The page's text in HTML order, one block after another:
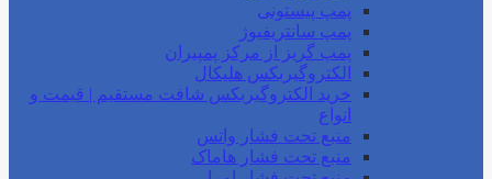
پمپ پیستونی
پمپ سانتریفیوژ
پمپ گریز از مرکز پمپیران
الکتروگیربکس هلیکال
خرید الکتروگیربکس شافت مستقیم | قیمت و
انواع
منبع تحت فشار واتس
منبع تحت فشار هاماک